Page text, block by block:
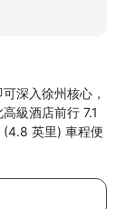
深入徐州核心，
級酒店前行 7.1
(4.8 英里) 車程便